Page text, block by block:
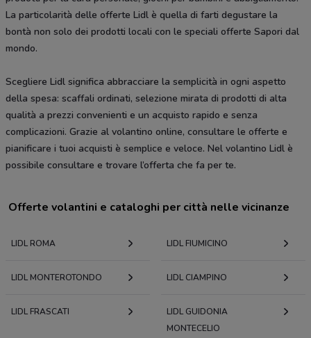
La particolarità delle offerte Lidl è quella di farti degustare la
bontà non solo dei prodotti locali con le speciali offerte Sapori dal
mondo.
Scegliere Lidl significa abbracciare la semplicità in ogni aspetto
della spesa: scaffali ordinati, selezione mirata di prodotti di alta
qualità a prezzi convenienti e un acquisto rapido e senza
complicazioni. Grazie al volantino online, consultare le offerte e
pianificare i tuoi acquisti è semplice e veloce. Nel volantino Lidl è
possibile consultare e trovare l’offerta che fa per te.
Offerte volantini e cataloghi per città nelle vicinanze
LIDL ROMA LIDL FIUMICINO
LIDL MONTEROTONDO LIDL CIAMPINO
LIDL FRASCATI
LIDL GUIDONIA
MONTECELIO